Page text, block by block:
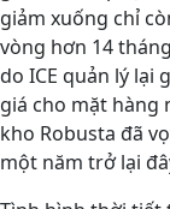
giảm xuống chỉ
vòng hơn 14
do ICE quản lý lại
giá cho mặt hàng
kho Robusta đã
một năm trở lại